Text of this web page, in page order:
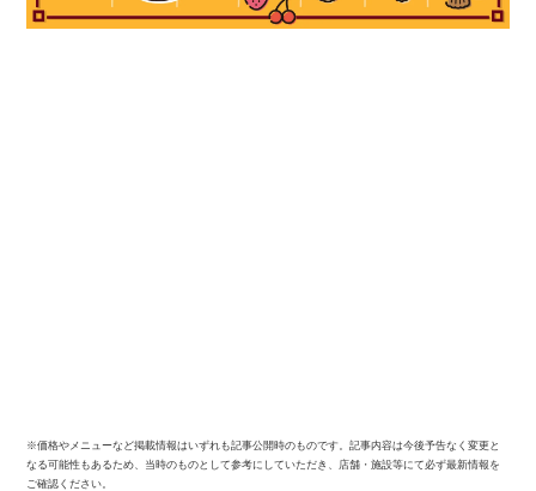
※価格やメニューなど掲載情報はいずれも記事公開時のものです。記事内容は今後予告なく変更と
なる可能性もあるため、当時のものとして参考にしていただき、店舗・施設等にて必ず最新情報を
ご確認ください。